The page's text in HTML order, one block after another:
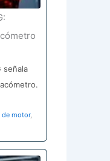
señala
motor,